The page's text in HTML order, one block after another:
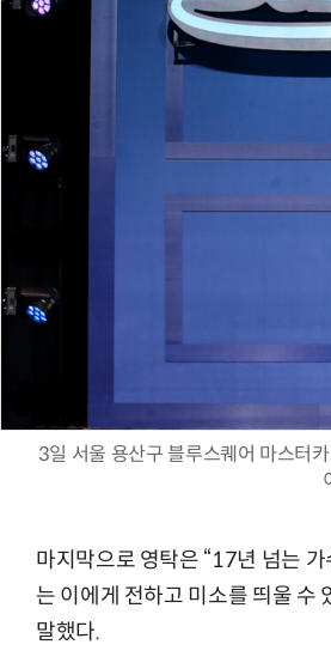
3일 서울 용산구 블루스퀘어 마스터
마지막으로 영탁은 “17년 넘는
는 이에게 전하고 미소를 띄울 수
말했다.